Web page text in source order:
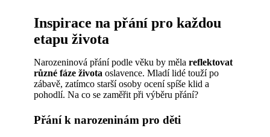
Inspirace na přání pro každou
etapu života
Narozeninová přání podle věku by měla reflektovat
různé fáze života oslavence. Mladí lidé touží po
zábavě, zatímco starší osoby ocení spíše klid a
pohodlí. Na co se zaměřit při výběru přání?
Přání k narozeninám pro děti